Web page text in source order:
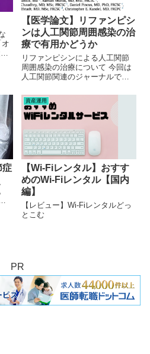
【医学論文】リファンピシ
ンは人工関節周囲感染の治
療で有用かどうか
リファンピシンによる人工関節
周囲感染の治療について 今回は
人工関節関連のジャーナルであ
Arthroplasty」からの論文です。
人工関節の治療において、最も
怖い合併症の一つである「感
症
資産運用
【Wi-Fiレンタル】おすす
めのWi-Fiレンタル【国内
編】
【レビュー】Wi-Fiレンタルどっ
とこむ
PR